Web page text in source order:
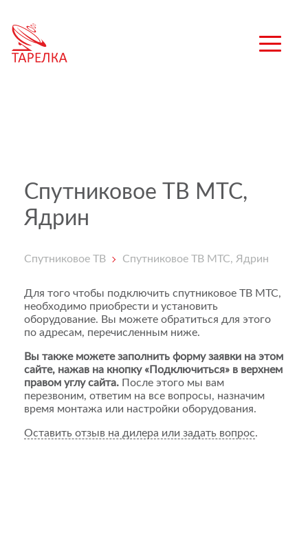
Спутниковое ТВ МТС,
Ядрин
Спутниковое ТВ Спутниковое ТВ МТС, Ядрин
Для того чтобы подключить спутниковое ТВ МТС,
необходимо приобрести и установить
оборудование. Вы можете обратиться для этого
по адресам, перечисленным ниже.
Вы также можете заполнить форму заявки на этом
сайте, нажав на кнопку «Подключиться» в верхнем
правом углу сайта. После этого мы вам
перезвоним, ответим на все вопросы, назначим
время монтажа или настройки оборудования.
Оставить отзыв на дилера или задать вопрос.